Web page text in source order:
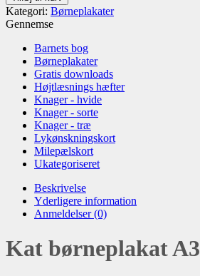
A3
antal
Kategori: Børneplakater
Gennemse
Barnets bog
Børneplakater
Gratis downloads
Højtlæsnings hæfter
Knager - hvide
Knager - sorte
Knager - træ
Lykønskningskort
Milepælskort
Ukategoriseret
Beskrivelse
Yderligere information
Anmeldelser (0)
Kat børneplakat A3